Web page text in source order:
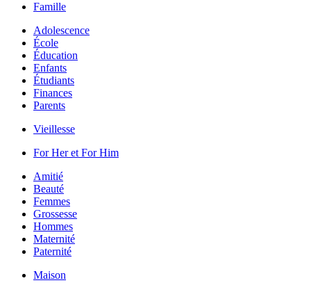
Famille
Adolescence
École
Éducation
Enfants
Étudiants
Finances
Parents
Vieillesse
For Her et For Him
Amitié
Beauté
Femmes
Grossesse
Hommes
Maternité
Paternité
Maison